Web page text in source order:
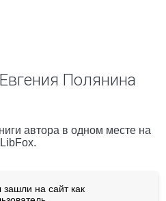
Полянина
автора в одном месте на
на сайт как